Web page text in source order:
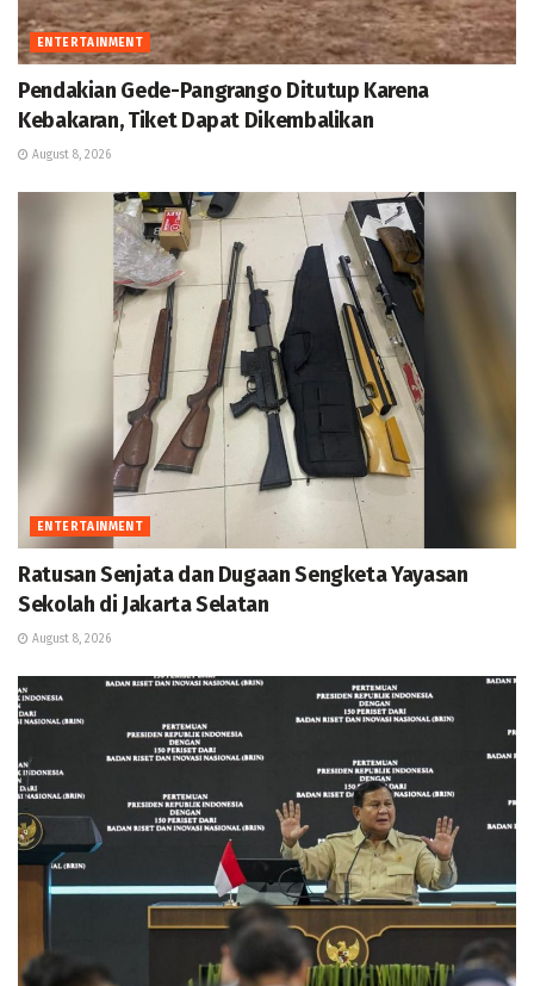
ENTERTAINMENT
Pendakian Gede-Pangrango Ditutup Karena
Kebakaran, Tiket Dapat Dikembalikan
August 8, 2026
ENTERTAINMENT
Ratusan Senjata dan Dugaan Sengketa Yayasan
Sekolah di Jakarta Selatan
August 8, 2026